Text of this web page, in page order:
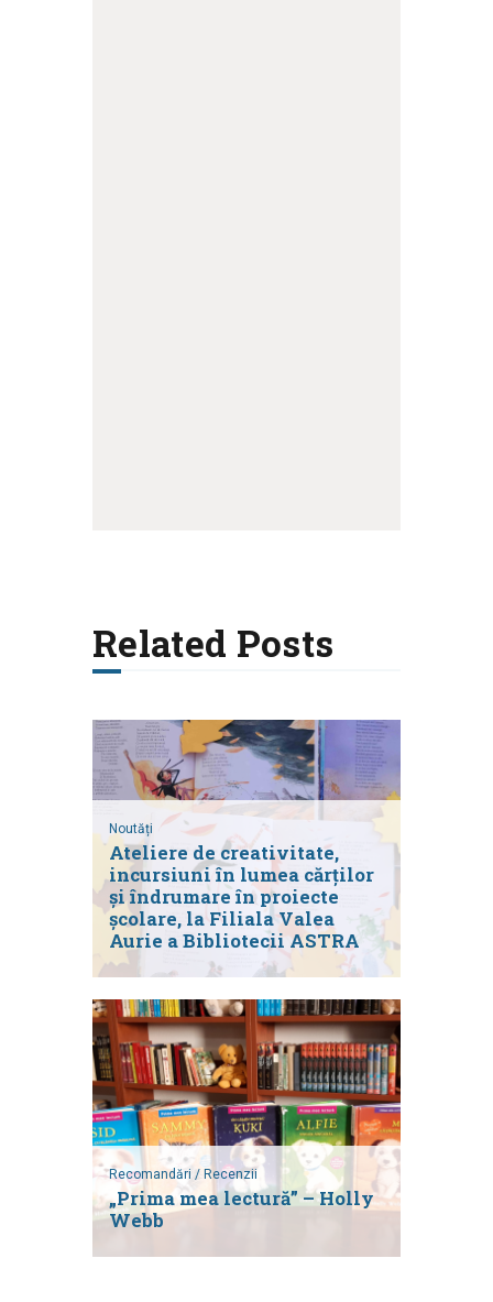
Related Posts
Noutăți
Ateliere de creativitate,
incursiuni în lumea cărților
și îndrumare în proiecte
școlare, la Filiala Valea
Aurie a Bibliotecii ASTRA
Recomandări / Recenzii
„Prima mea lectură” – Holly
Webb